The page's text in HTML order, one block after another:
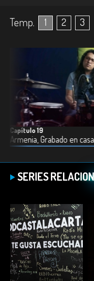
Temp. 1 2 3
Capítulo 19
SERIES